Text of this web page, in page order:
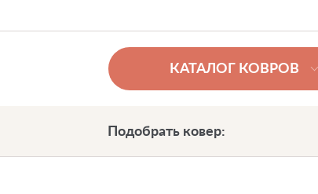
КАТАЛОГ КОВРОВ
Подобрать ковер: